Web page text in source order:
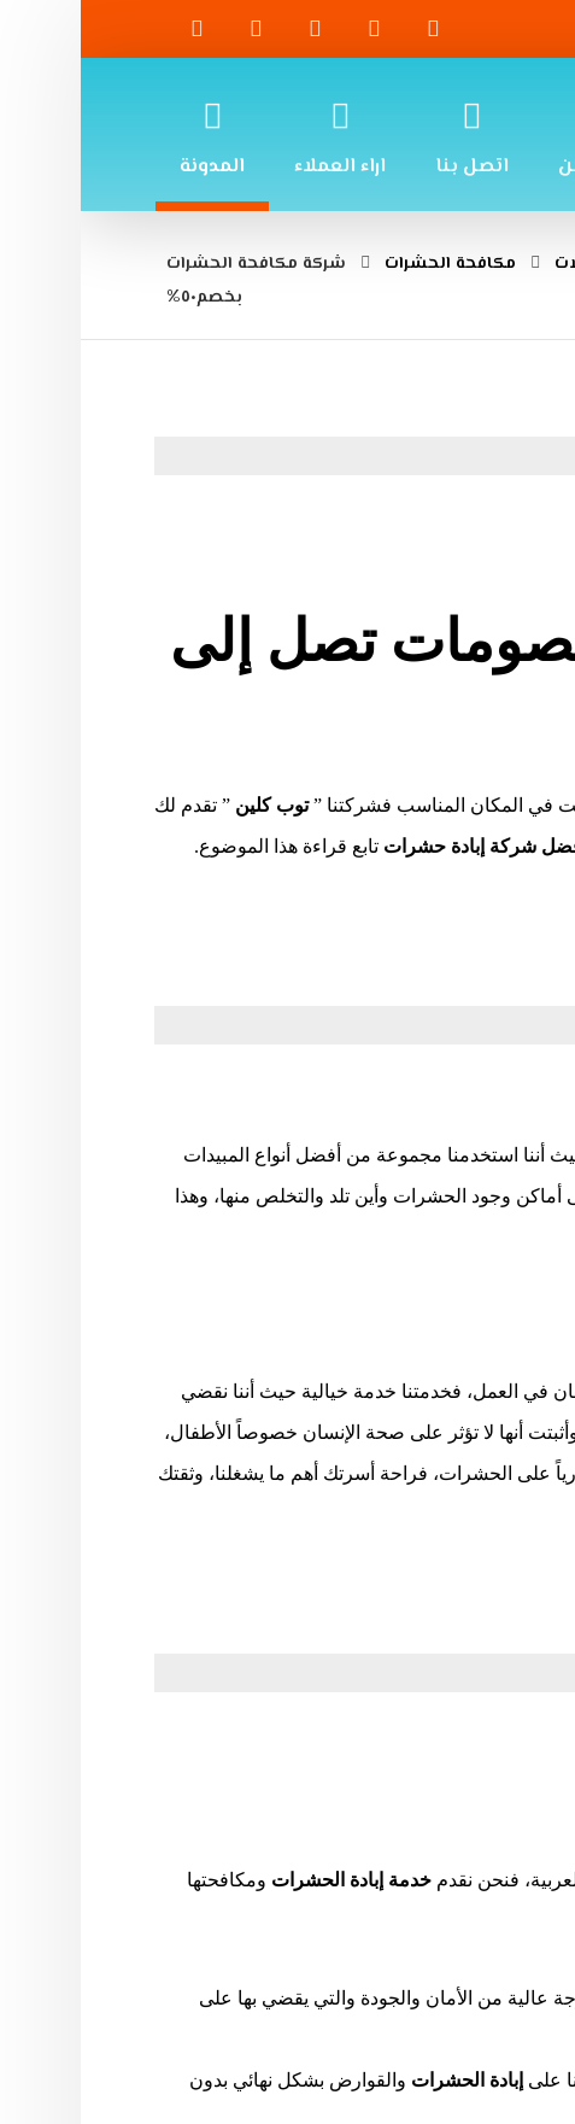
اتصل بنا اراء العملاء المدونة
مكافحة الحشرات
شركة مكافحة الحشرات
بخصم٥٠%
تصل إلى
في المكان المناسب فشركتنا ”توب كلين ” تقدم لك
شركة إبادة حشرات تابع قراءة هذا الموضوع.
أننا استخدمنا مجموعة من أفضل أنواع المبيدات
وجود الحشرات وأين تلد والتخلص منها، وهذا
في العمل، فخدمتنا خدمة خيالية حيث أننا نقضي
أنها لا تؤثر على صحة الإنسان خصوصاً الأطفال،
على الحشرات، فراحة أسرتك أهم ما يشغلنا، وثقتك
فنحن نقدم خدمة إبادة الحشرات ومكافحتها
عالية من الأمان والجودة والتي يقضي بها على
على إبادة الحشرات والقوارض بشكل نهائي بدون